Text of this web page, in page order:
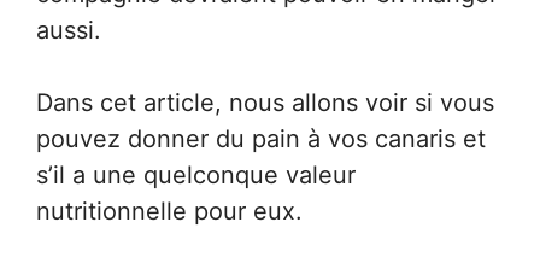
aussi.
Dans cet article, nous allons voir si vous
pouvez donner du pain à vos canaris et
s’il a une quelconque valeur
nutritionnelle pour eux.